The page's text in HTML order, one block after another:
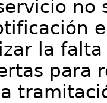
no
la
para